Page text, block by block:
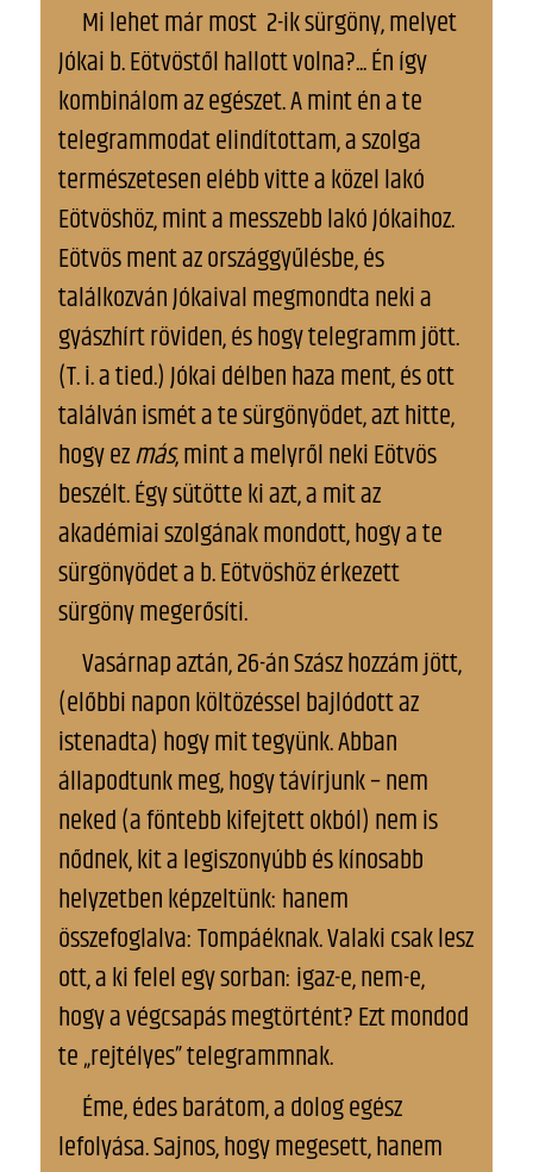
Mi lehet már most 2-ik sürgöny, melyet
Jókai b. Eötvöstől hallott volna?... Én így
kombinálom az egészet. A mint én a te
telegrammodat elindítottam, a szolga
természetesen elébb vitte a közel lakó
Eötvöshöz, mint a messzebb lakó Jókaihoz.
Eötvös ment az országgyűlésbe, és
találkozván Jókaival megmondta neki a
gyászhírt röviden, és hogy telegramm jött.
(T. i. a tied.) Jókai délben haza ment, és ott
találván ismét a te sürgönyödet, azt hitte,
hogy ezmás, mint a melyről neki Eötvös
beszélt. Így sütötte ki azt, a mit az
akadémiai szolgának mondott, hogy a te
sürgönyödet a b. Eötvöshöz érkezett
sürgöny megerősíti.
Vasárnap aztán, 26-án Szász hozzám jött,
(előbbi napon költözéssel bajlódott az
istenadta) hogy mit tegyünk. Abban
állapodtunk meg, hogy távírjunk – nem
neked (a föntebb kifejtett okból) nem is
nődnek, kit a legiszonyúbb és kínosabb
helyzetben képzeltünk: hanem
összefoglalva: Tompáéknak. Valaki csak lesz
ott, a ki felel egy sorban: igaz-e, nem-e,
hogy a végcsapás megtörtént? Ezt mondod
te „rejtélyes” telegrammnak.
Íme, édes barátom, a dolog egész
lefolyása. Sajnos, hogy megesett, hanem